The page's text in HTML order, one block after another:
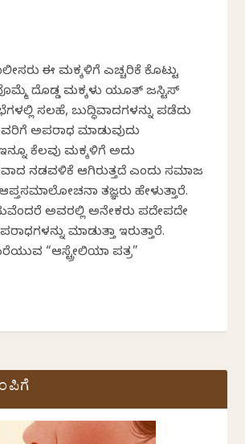
ಈ ಮಕ್ಕಳಿಗೆ ಎಚ್ಚರಿಕೆ ಕೊಟ್ಟು
ದೊಡ್ಡ ಮಕ್ಕಳು ಯೂತ್ ಜಸ್ಟಿಸ್
ಸಲಹೆ, ಬುದ್ಧಿವಾದಗಳನ್ನು ಪಡೆದು
ಅಪರಾಧ ಮಾಡುವುದು
ಕೆಲವು ಮಕ್ಕಳಿಗೆ ಅದು
ನಡವಳಿಕೆ ಆಗಿರುತ್ತದೆ ಎಂದು ಸಮಾಜ
ತಜ್ಞರು ಹೇಳುತ್ತಾರೆ.
ಅವರಲ್ಲಿ ಅನೇಕರು ಪದೇಪದೇ
ಮಾಡುತ್ತಾ ಇರುತ್ತಾರೆ.
“ಆಸ್ಟ್ರೇಲಿಯಾ ಪತ್ರ”